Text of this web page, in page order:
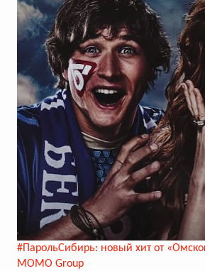
#ПарольСибирь: новый хит от
MOMO Group